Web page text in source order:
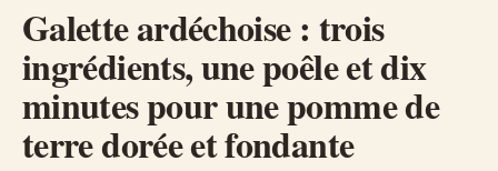
Galette ardéchoise : trois
ingrédients, une poêle et dix
minutes pour une pomme de
terre dorée et fondante